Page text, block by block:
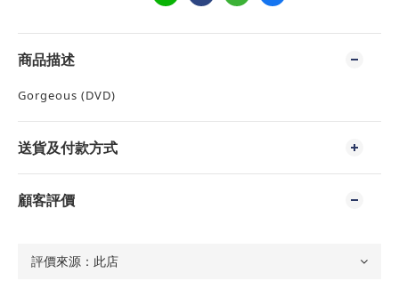
商品描述
Gorgeous (DVD)
送貨及付款方式
顧客評價